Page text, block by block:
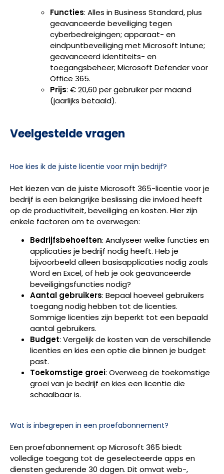
Functies: Alles in Business Standard, plus
geavanceerde beveiliging tegen
cyberbedreigingen; apparaat- en
eindpuntbeveiliging met Microsoft Intune;
geavanceerd identiteits- en
toegangsbeheer; Microsoft Defender voor
Office 365.
Prijs: € 20,60 per gebruiker per maand
(jaarlijks betaald).
Veelgestelde vragen
Hoe kies ik de juiste licentie voor mijn bedrijf?
Het kiezen van de juiste Microsoft 365-licentie voor je
bedrijf is een belangrijke beslissing die invloed heeft
op de productiviteit, beveiliging en kosten. Hier zijn
enkele factoren om te overwegen:
Bedrijfsbehoeften: Analyseer welke functies en
applicaties je bedrijf nodig heeft. Heb je
bijvoorbeeld alleen basisapplicaties nodig zoals
Word en Excel, of heb je ook geavanceerde
beveiligingsfuncties nodig?
Aantal gebruikers: Bepaal hoeveel gebruikers
toegang nodig hebben tot de licenties.
Sommige licenties zijn beperkt tot een bepaald
aantal gebruikers.
Budget: Vergelijk de kosten van de verschillende
licenties en kies een optie die binnen je budget
past.
Toekomstige groei: Overweeg de toekomstige
groei van je bedrijf en kies een licentie die
schaalbaar is.
Wat is inbegrepen in een proefabonnement?
Een proefabonnement op Microsoft 365 biedt
volledige toegang tot de geselecteerde apps en
diensten gedurende 30 dagen. Dit omvat web-,